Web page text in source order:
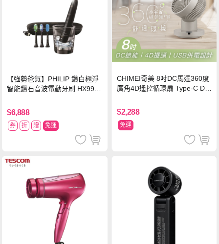
【強勢爸氣】PHILIP 鑽白極淨
智能鑽石音波電動牙刷 HX9924
$6,888
券 折 贈 免運
CHIMEI奇美 8吋DC馬達360度
廣角4D遙控循環扇 Type-C DF-
$2,288
免運